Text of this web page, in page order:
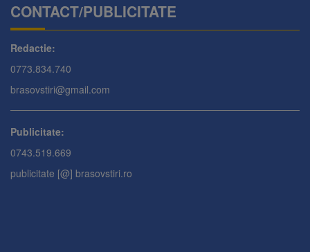
CONTACT/PUBLICITATE
Redactie:
0773.834.740
brasovstiri@gmail.com
Publicitate:
0743.519.669
publicitate [@] brasovstiri.ro